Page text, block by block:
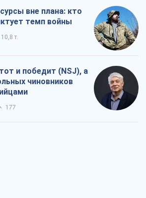
вне плана: кто
темп войны
10,8 т.
и победит (NSJ), а
чиновников
177